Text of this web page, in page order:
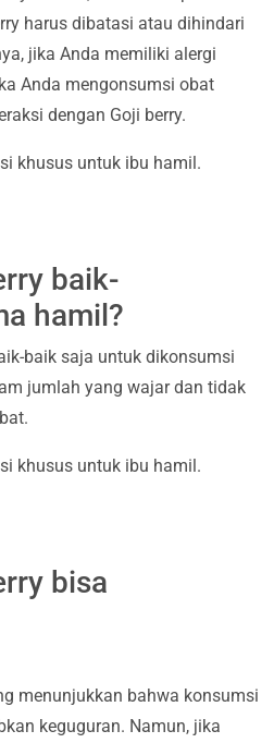
harus dibatasi atau dihindari
jika Anda memiliki alergi
Anda mengonsumsi obat
dengan Goji berry.
khusus untuk ibu hamil.
baik-
hamil?
baik saja untuk dikonsumsi
jumlah yang wajar dan tidak
khusus untuk ibu hamil.
bisa
menunjukkan bahwa konsumsi
keguguran. Namun, jika